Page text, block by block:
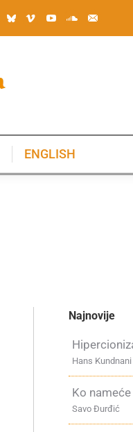
ENGLISH
Najnovije
Hans Kundnani
Ko
Savo Đurđić
ENGLISH